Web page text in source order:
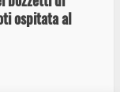
ospitata al